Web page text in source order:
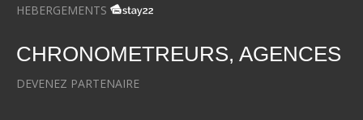
HEBERGEMENTS
CHRONOMETREURS, AGENCES
DEVENEZ PARTENAIRE